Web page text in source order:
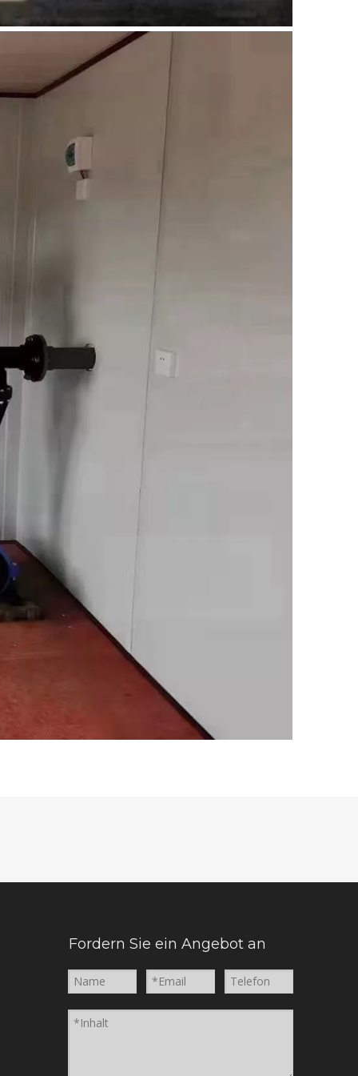
Fordern Sie ein Angebot an